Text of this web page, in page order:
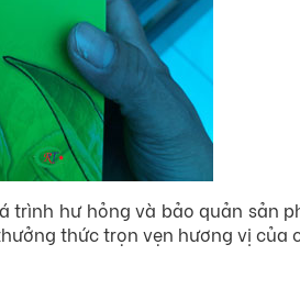
hư hỏng và bảo quản sản
thức trọn vẹn hương vị của